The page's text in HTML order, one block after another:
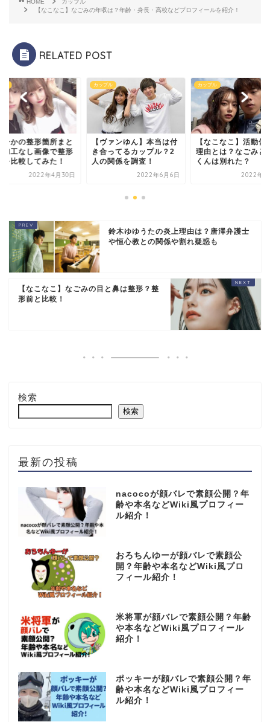
HOME
カップル
【なこなこ】なごみの年収は？年齢・身長・高校などプロフィールを紹介！
RELATED POST
ひかの整形箇所まと
加工なし画像で整形
を比較してみた！
2022年4月30日
カップル
【ヴァンゆん】本当は付
き合ってるカップル？2
人の関係を調査！
2022年6月6日
カップル
【なこなこ】活動休
理由とは？なごみと
くんは別れた？
2022年6
鈴木ゆゆうたの炎上理由は？唐澤弁護士
や恒心教との関係や割れ疑惑も
【なこなこ】なごみの目と鼻は整形？整
形前と比較！
検索
検索
最新の投稿
nacocoが顔バレで素顔公開？年
齢や本名などWiki風プロフィー
ル紹介！
おろちんゆーが顔バレで素顔公
開？年齢や本名などWiki風プロ
フィール紹介！
米将軍が顔バレで素顔公開？年齢
や本名などWiki風プロフィール
紹介！
ポッキーが顔バレで素顔公開？年
齢や本名などWiki風プロフィー
ル紹介！